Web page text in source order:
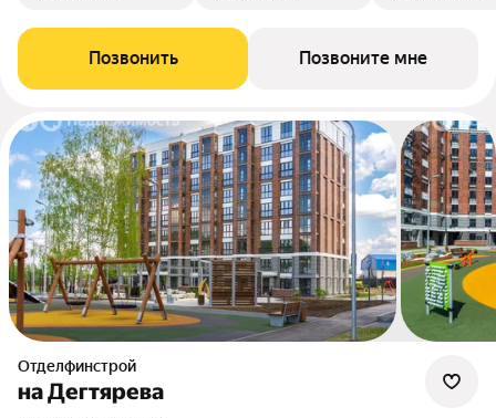
Позвонить Позвоните мне
Отделфинстрой
на Дегтярева